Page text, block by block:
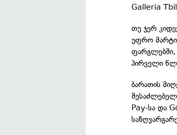
Galleria
თუ ჯერ
უფრო
პირველი
ბარათის
Pay-სა და